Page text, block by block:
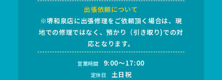
出張依頼について
※堺和泉店に出張修理をご依頼頂く場合は、現
地での修理ではなく、預かり（引き取り)での対
応となります。
営業時間 9:00～17:00
定休日 土日祝